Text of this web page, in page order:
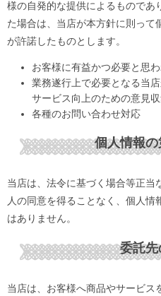
様の自発的な提供によるものであ
た場合は、当店が本方針に則って
が許諾したものとします。
お客様に有益かつ必要と思
業務遂行上で必要となる当
サービス向上のための意見
各種のお問い合わせ対応
個人情報
当店は、法令に基づく場合等正当
人の同意を得ることなく、個人情
はありません。
委託
当店は、お客様へ商品やサービス